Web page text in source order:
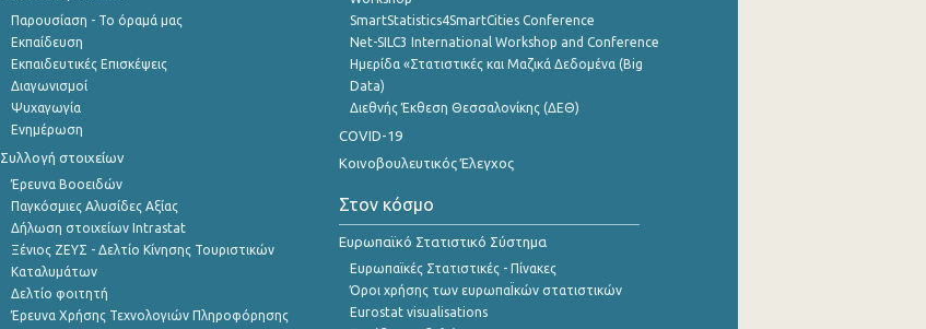
Παρουσίαση - Το όραμά μας
Εκπαίδευση
Εκπαιδευτικές Επισκέψεις
Διαγωνισμοί
Ψυχαγωγία
Ενημέρωση
Συλλογή στοιχείων
Έρευνα Βοοειδών
Παγκόσμιες Αλυσίδες Αξίας
Δήλωση στοιχείων Intrastat
Ξένιος ΖΕΥΣ - Δελτίο Κίνησης Τουριστικών
Καταλυμάτων
Δελτίο φοιτητή
Έρευνα Χρήσης Τεχνολογιών Πληροφόρησης
SmartStatistics4SmartCities Conference
Net-SILC3 International Workshop and Conference
Ημερίδα «Στατιστικές και Μαζικά Δεδομένα (Big
Data)
Διεθνής Έκθεση Θεσσαλονίκης (ΔΕΘ)
COVID-19
Κοινοβουλευτικός Έλεγχος
Στον κόσμο
Ευρωπαϊκό Στατιστικό Σύστημα
Ευρωπαϊκές Στατιστικές - Πίνακες
Όροι χρήσης των ευρωπαΪκών στατιστικών
Eurostat visualisations